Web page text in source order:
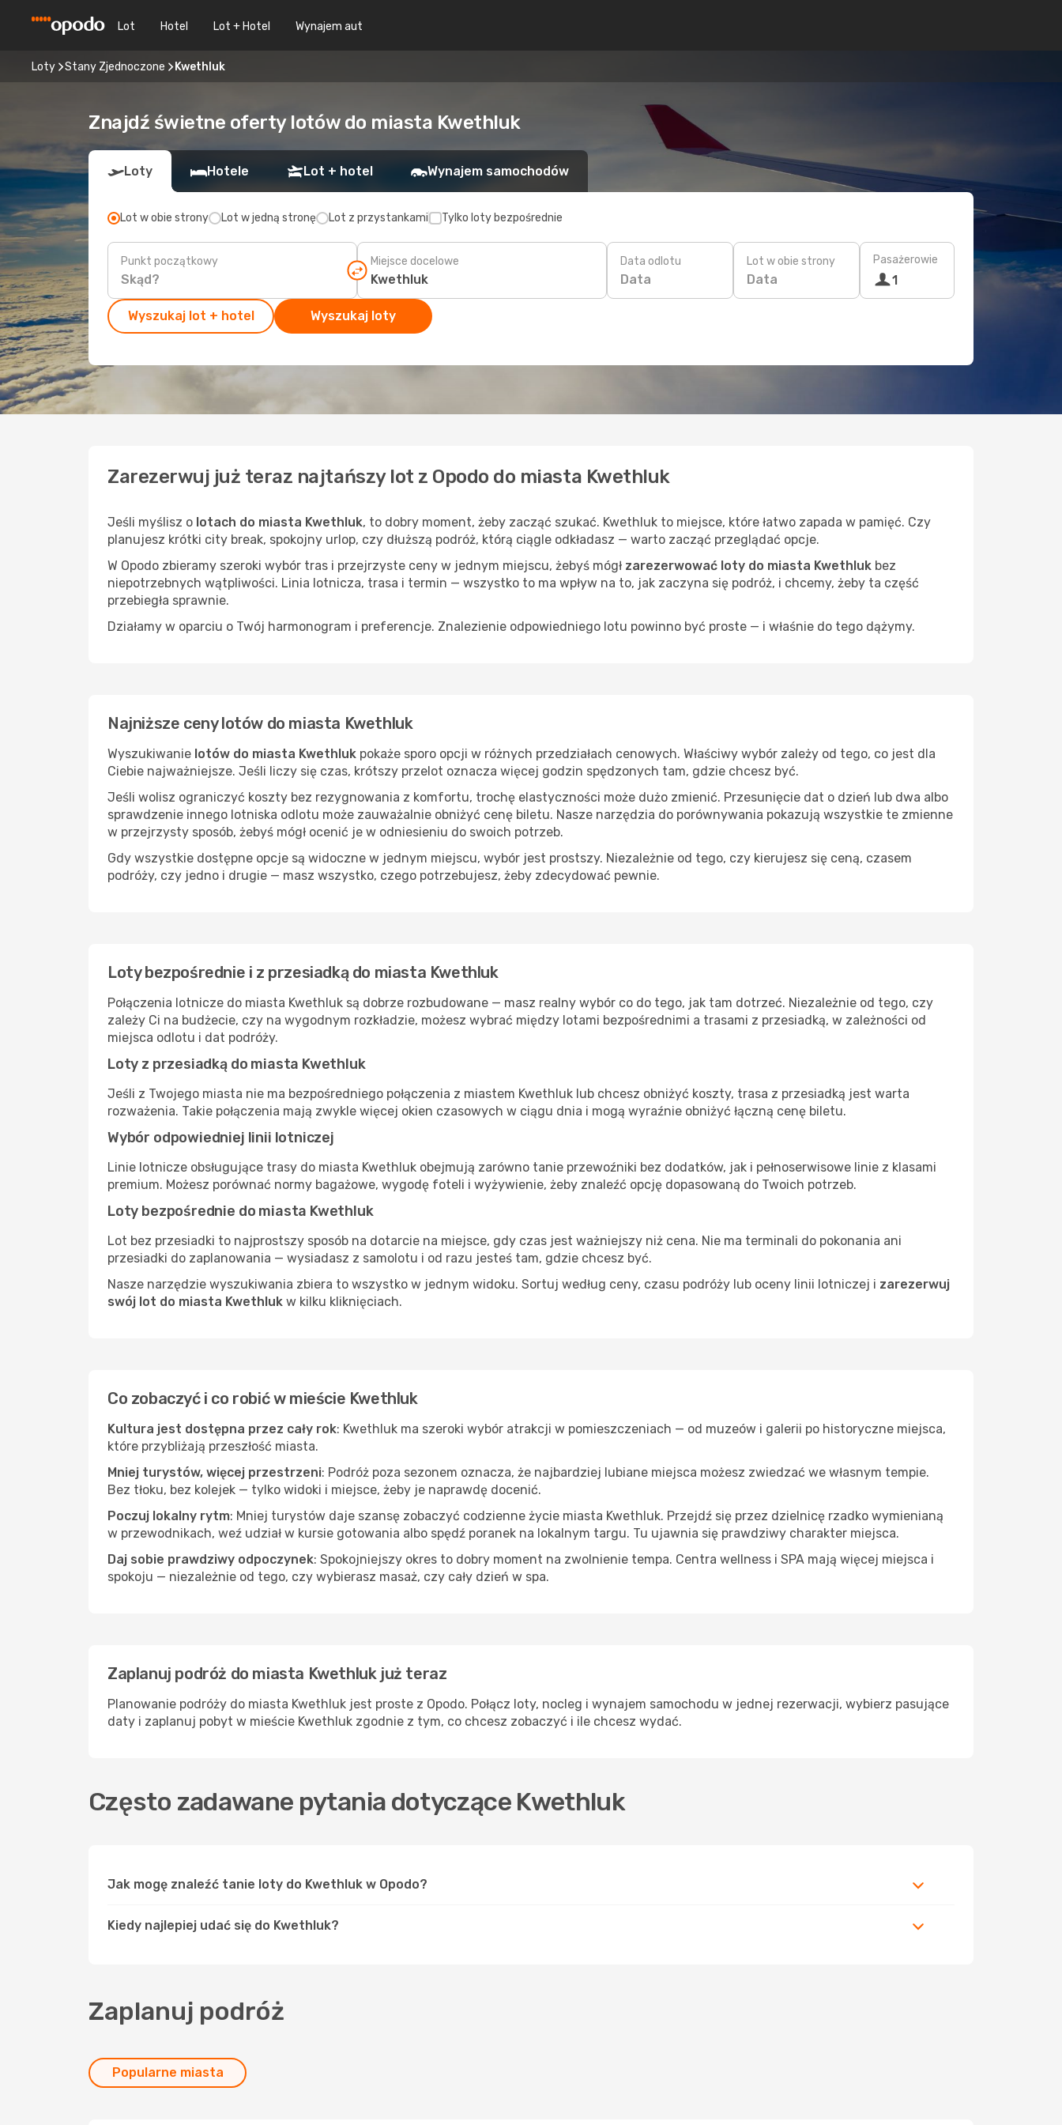
Lot Hotel Lot + Hotel Wynajem aut
Loty Stany Zjednoczone Kwethluk
Znajdź świetne oferty lotów do miasta Kwethluk
Loty Hotele Lot + hotel Wynajem samochodów
Lot w obie strony Lot w jedną stronę Lot z przystankami Tylko loty bezpośrednie
Punkt początkowy Miejsce docelowe Data odlotu
Data
Lot w obie strony
Data
Pasażerowie
1
Wyszukaj lot + hotel Wyszukaj loty
Zarezerwuj już teraz najtańszy lot z Opodo do miasta Kwethluk
Jeśli myślisz o lotach do miasta Kwethluk, to dobry moment, żeby zacząć szukać. Kwethluk to miejsce, które łatwo zapada w pamięć. Czy
planujesz krótki city break, spokojny urlop, czy dłuższą podróż, którą ciągle odkładasz — warto zacząć przeglądać opcje.
W Opodo zbieramy szeroki wybór tras i przejrzyste ceny w jednym miejscu, żebyś mógł zarezerwować loty do miasta Kwethluk bez
niepotrzebnych wątpliwości. Linia lotnicza, trasa i termin — wszystko to ma wpływ na to, jak zaczyna się podróż, i chcemy, żeby ta część
przebiegła sprawnie.
Działamy w oparciu o Twój harmonogram i preferencje. Znalezienie odpowiedniego lotu powinno być proste — i właśnie do tego dążymy.
Najniższe ceny lotów do miasta Kwethluk
Wyszukiwanie lotów do miasta Kwethluk pokaże sporo opcji w różnych przedziałach cenowych. Właściwy wybór zależy od tego, co jest dla
Ciebie najważniejsze. Jeśli liczy się czas, krótszy przelot oznacza więcej godzin spędzonych tam, gdzie chcesz być.
Jeśli wolisz ograniczyć koszty bez rezygnowania z komfortu, trochę elastyczności może dużo zmienić. Przesunięcie dat o dzień lub dwa albo
sprawdzenie innego lotniska odlotu może zauważalnie obniżyć cenę biletu. Nasze narzędzia do porównywania pokazują wszystkie te zmienne
w przejrzysty sposób, żebyś mógł ocenić je w odniesieniu do swoich potrzeb.
Gdy wszystkie dostępne opcje są widoczne w jednym miejscu, wybór jest prostszy. Niezależnie od tego, czy kierujesz się ceną, czasem
podróży, czy jedno i drugie — masz wszystko, czego potrzebujesz, żeby zdecydować pewnie.
Loty bezpośrednie i z przesiadką do miasta Kwethluk
Połączenia lotnicze do miasta Kwethluk są dobrze rozbudowane — masz realny wybór co do tego, jak tam dotrzeć. Niezależnie od tego, czy
zależy Ci na budżecie, czy na wygodnym rozkładzie, możesz wybrać między lotami bezpośrednimi a trasami z przesiadką, w zależności od
miejsca odlotu i dat podróży.
Loty z przesiadką do miasta Kwethluk
Jeśli z Twojego miasta nie ma bezpośredniego połączenia z miastem Kwethluk lub chcesz obniżyć koszty, trasa z przesiadką jest warta
rozważenia. Takie połączenia mają zwykle więcej okien czasowych w ciągu dnia i mogą wyraźnie obniżyć łączną cenę biletu.
Wybór odpowiedniej linii lotniczej
Linie lotnicze obsługujące trasy do miasta Kwethluk obejmują zarówno tanie przewoźniki bez dodatków, jak i pełnoserwisowe linie z klasami
premium. Możesz porównać normy bagażowe, wygodę foteli i wyżywienie, żeby znaleźć opcję dopasowaną do Twoich potrzeb.
Loty bezpośrednie do miasta Kwethluk
Lot bez przesiadki to najprostszy sposób na dotarcie na miejsce, gdy czas jest ważniejszy niż cena. Nie ma terminali do pokonania ani
przesiadki do zaplanowania — wysiadasz z samolotu i od razu jesteś tam, gdzie chcesz być.
Nasze narzędzie wyszukiwania zbiera to wszystko w jednym widoku. Sortuj według ceny, czasu podróży lub oceny linii lotniczej i zarezerwuj
swój lot do miasta Kwethluk w kilku kliknięciach.
Co zobaczyć i co robić w mieście Kwethluk
Kultura jest dostępna przez cały rok: Kwethluk ma szeroki wybór atrakcji w pomieszczeniach — od muzeów i galerii po historyczne miejsca,
które przybliżają przeszłość miasta.
Mniej turystów, więcej przestrzeni: Podróż poza sezonem oznacza, że najbardziej lubiane miejsca możesz zwiedzać we własnym tempie.
Bez tłoku, bez kolejek — tylko widoki i miejsce, żeby je naprawdę docenić.
Poczuj lokalny rytm: Mniej turystów daje szansę zobaczyć codzienne życie miasta Kwethluk. Przejdź się przez dzielnicę rzadko wymienianą
w przewodnikach, weź udział w kursie gotowania albo spędź poranek na lokalnym targu. Tu ujawnia się prawdziwy charakter miejsca.
Daj sobie prawdziwy odpoczynek: Spokojniejszy okres to dobry moment na zwolnienie tempa. Centra wellness i SPA mają więcej miejsca i
spokoju — niezależnie od tego, czy wybierasz masaż, czy cały dzień w spa.
Zaplanuj podróż do miasta Kwethluk już teraz
Planowanie podróży do miasta Kwethluk jest proste z Opodo. Połącz loty, nocleg i wynajem samochodu w jednej rezerwacji, wybierz pasujące
daty i zaplanuj pobyt w mieście Kwethluk zgodnie z tym, co chcesz zobaczyć i ile chcesz wydać.
Często zadawane pytania dotyczące Kwethluk
Jak mogę znaleźć tanie loty do Kwethluk w Opodo?
Kiedy najlepiej udać się do Kwethluk?
Zaplanuj podróż
Popularne miasta